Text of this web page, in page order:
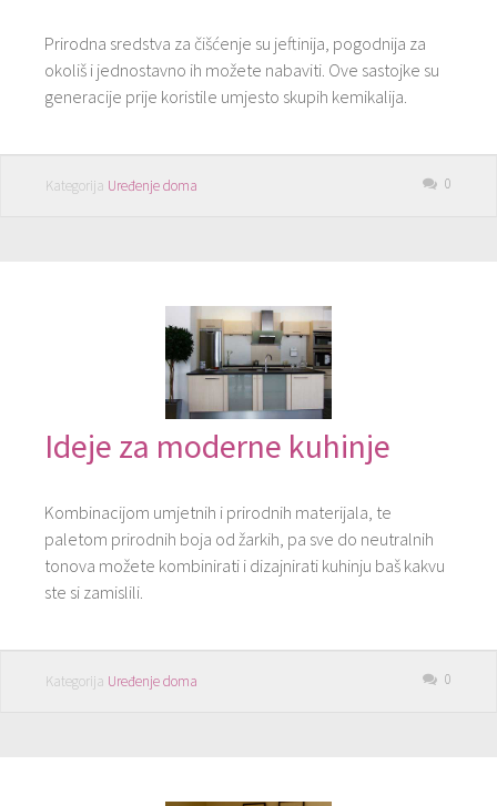
Prirodna sredstva za čišćenje su jeftinija, pogodnija za
okoliš i jednostavno ih možete nabaviti. Ove sastojke su
generacije prije koristile umjesto skupih kemikalija.
Kategorija Uređenje doma 0
Ideje za moderne kuhinje
Kombinacijom umjetnih i prirodnih materijala, te
paletom prirodnih boja od žarkih, pa sve do neutralnih
tonova možete kombinirati i dizajnirati kuhinju baš kakvu
ste si zamislili.
Kategorija Uređenje doma 0